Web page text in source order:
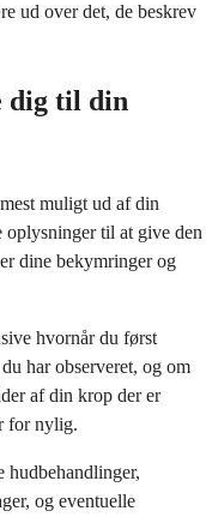
ud over det, de beskrev
dig til din
muligt ud af din
til at give den
dine bekymringer og
hvornår du først
har observeret, og om
af din krop der er
for nylig.
hudbehandlinger,
og eventuelle